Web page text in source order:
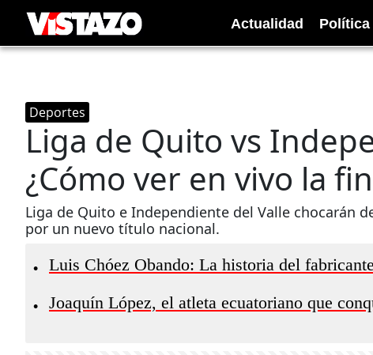
Actualidad Política
Deportes
Liga de Quito vs
¿Cómo ver en vivo la
Liga de Quito e Independiente del Valle chocarán
por un nuevo título nacional.
• Luis Chóez Obando: La historia del
• Joaquín López, el atleta ecuatoriano que